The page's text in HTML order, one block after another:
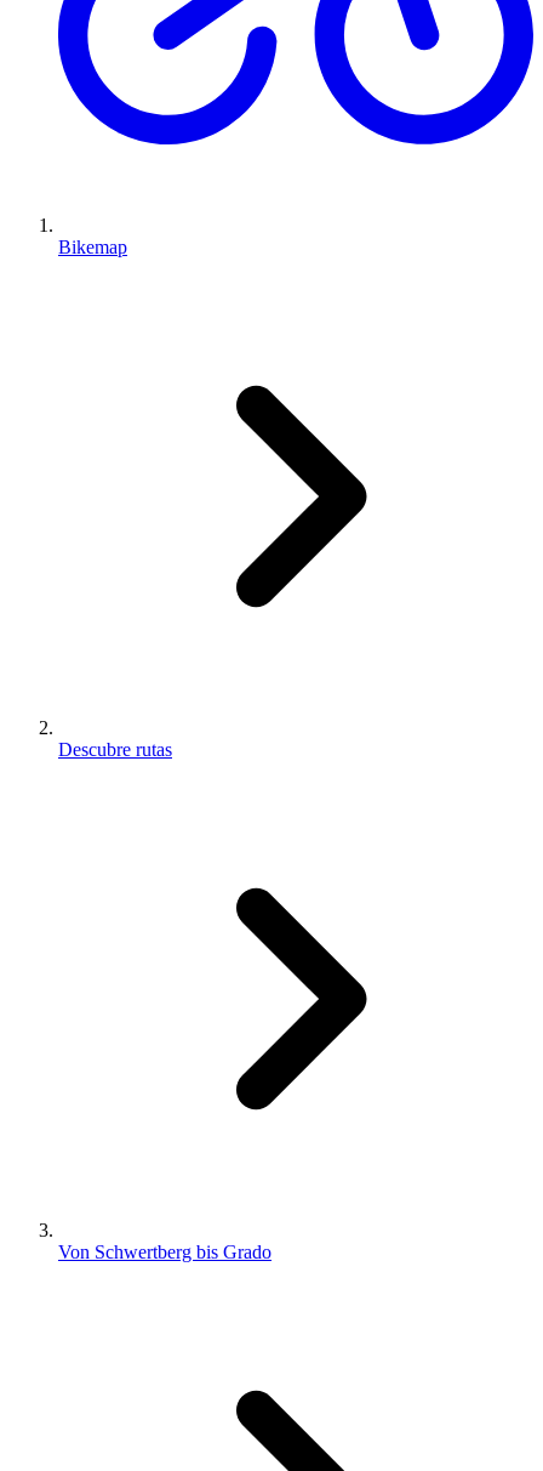
Bikemap
Descubre rutas
Von Schwertberg bis Grado